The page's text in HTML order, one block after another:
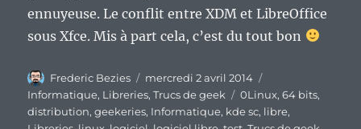
ennuyeuse. Le conflit entre XDM et LibreOffice
sous Xfce. Mis à part cela, c’est du tout bon
Auteur
Frederic Bezies
Publié
le
mercredi 2 avril 2014
Informatique, Libreries,Trucs de geek Étiquettes
0Linux,64 bits,
distribution,geekeries, Informatique, kde sc, libre,